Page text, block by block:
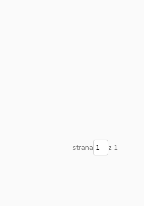
strana z 1